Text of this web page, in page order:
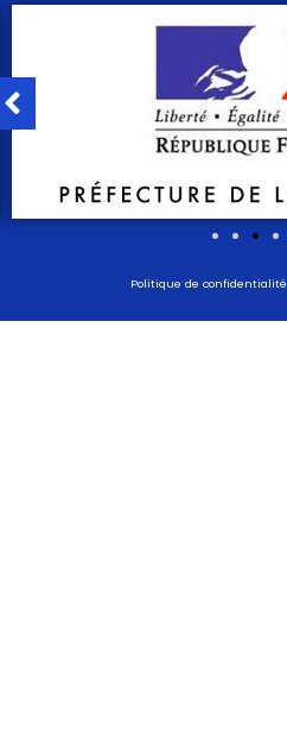
Politique de confidentialité